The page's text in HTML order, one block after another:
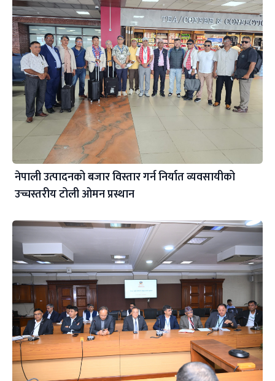
नेपाली उत्पादनको बजार विस्तार गर्न निर्यात व्यवसायीको
उच्चस्तरीय टोली ओमन प्रस्थान